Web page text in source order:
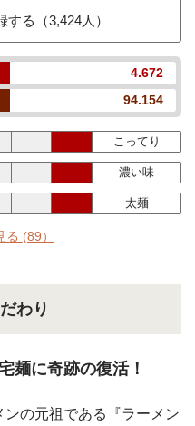
る（3,424人）
4.672
94.154
こってり
濃い味
太麺
る (89）
わり
麺に奇跡の復活！
の元祖である『ラーメン